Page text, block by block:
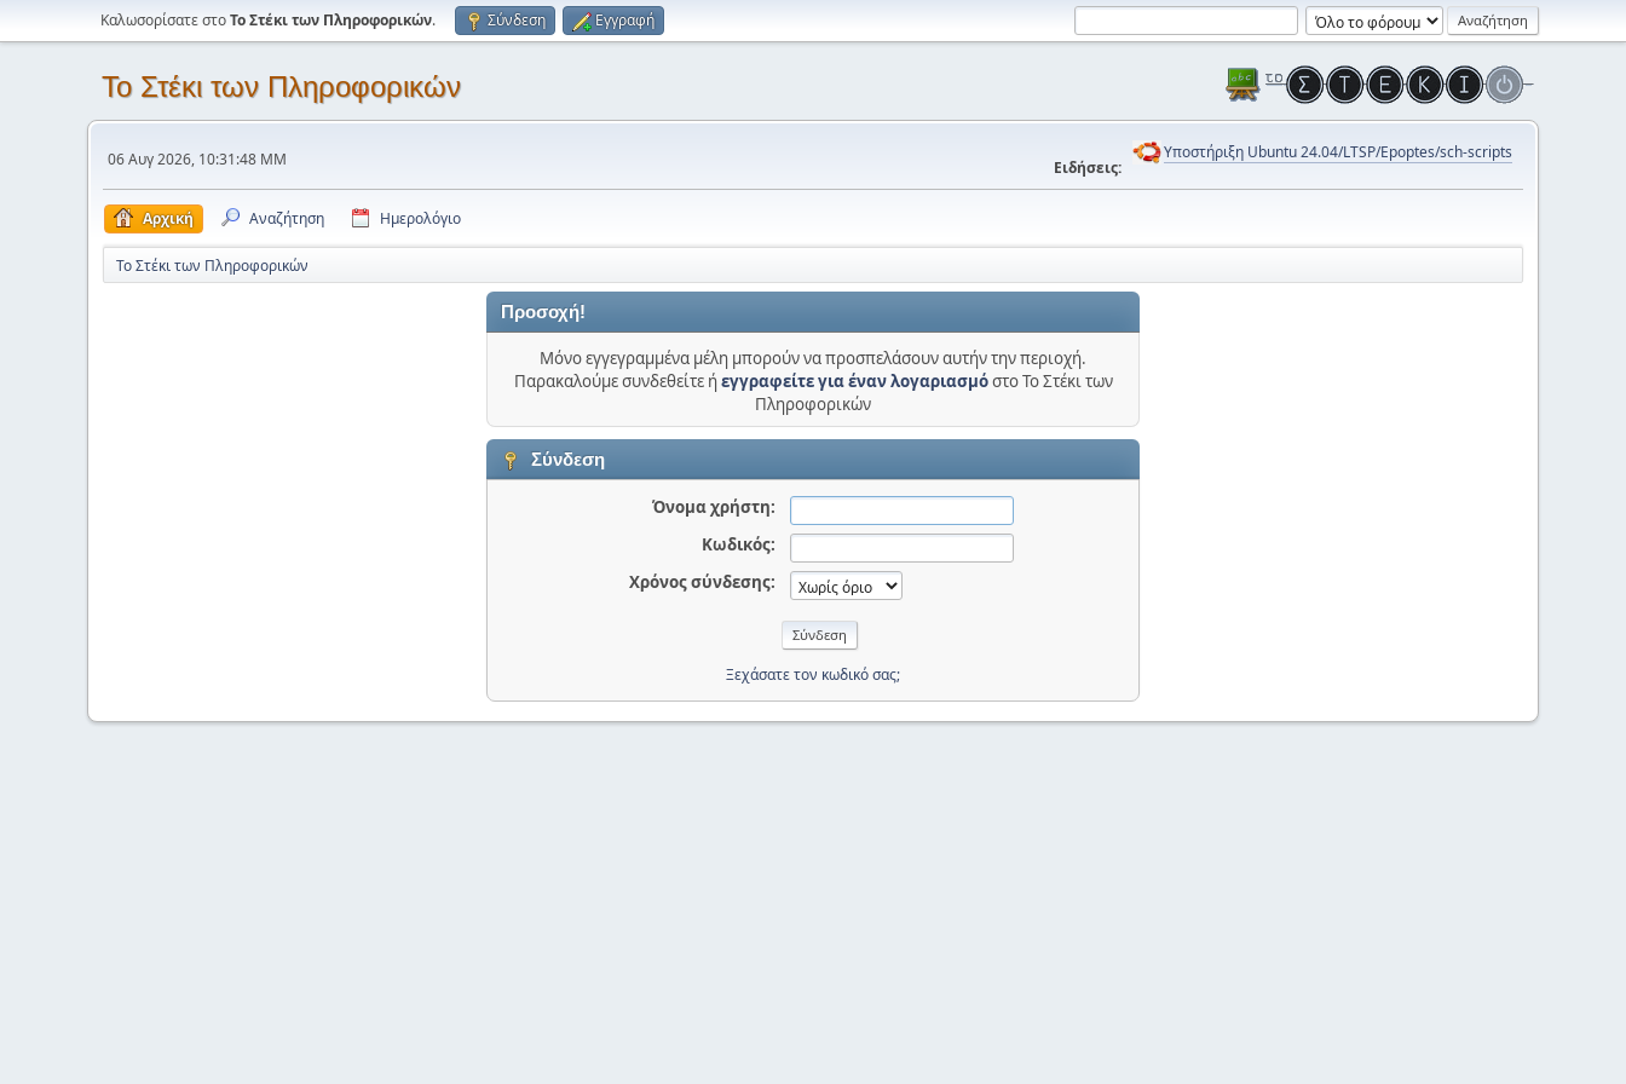
Καλωσορίσατε στοΤο Στέκι των Πληροφορικών. Σύνδεση Εγγραφή
Το Στέκι των Πληροφορικών
06 Αυγ 2026, 10:31:48 ΜΜ Ειδήσεις:
Υποστήριξη Ubuntu 24.04/LTSP/Epoptes/sch-scripts
Αρχική Αναζήτηση Ημερολόγιο
Το Στέκι των Πληροφορικών
Προσοχή!
Μόνο εγγεγραμμένα μέλη μπορούν να προσπελάσουν αυτήν την περιοχή.
Παρακαλούμε συνδεθείτε ήεγγραφείτε για έναν λογαριασμόστο Το Στέκι των
Πληροφορικών
Σύνδεση
Όνομα χρήστη:
Κωδικός:
Χρόνος σύνδεσης:
Ξεχάσατε τον κωδικό σας;